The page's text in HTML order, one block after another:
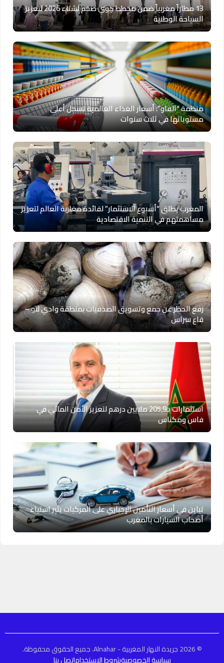
13 مطاراً مغربياً ضمن مخطط جوي ضخم لشتاء 2026 لتعزيز
السياحة الوطنية
منظمة “الفاو”: أسعار الغذاء العالمية تسجل أعلى
مستوياتها في ثلاث سنوات
المغرب يطلق “أسبوع الاستثمار” لفائدة مغاربة العالم لتعزيز
مساهمتهم في التنمية الاقتصادية
رفع الحظر عن جمع وتسويق الصدفيات بمنطقة وادي لاو –
قاع سراس
استثمارات بـ205,9 ملايين درهم لتعزيز الأمن المائي في
فاس ومكناس
تباين في أسعار التأمين الإجباري على المركبات يثير استياء
أصحاب السيارات بالمغرب
© 2026 جريدة النهار المغربية - Alnahar. جميع الحقوق محفوظة.
سياسة الخصوصيةشروط الاستخداماتصل بنا